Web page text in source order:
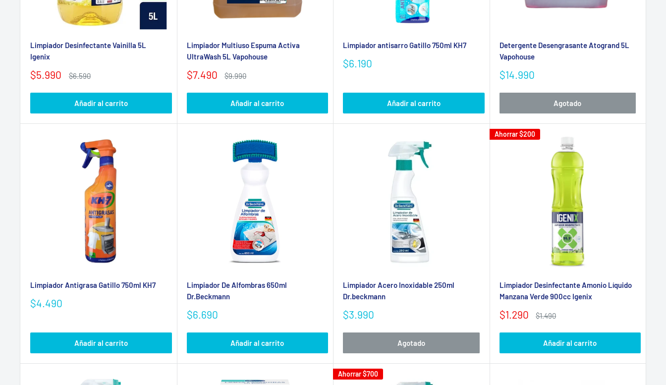
Limpiador Desinfectante Vainilla 5L
Igenix
Precio
venta
$5.990
Precio
$6.590
Añadir al carrito
Limpiador Multiuso Espuma Activa
UltraWash 5L Vapohouse
Precio
venta
$7.490
Precio
$9.990
Añadir al carrito
Limpiador antisarro Gatillo 750ml KH7
Precio
$6.190
Añadir al carrito
Detergente Desengrasante Atogrand 5L
Vapohouse
Precio
venta
$14.990
Agotado
Limpiador Antigrasa Gatillo 750ml KH7
Precio
$4.490
Añadir al carrito
Limpiador De Alfombras 650ml
Dr.Beckmann
Precio
venta
$6.690
Añadir al carrito
Limpiador Acero Inoxidable 250ml
Dr.beckmann
Precio
venta
$3.990
Agotado
Ahorrar$200
Limpiador Desinfectante Amonio Líquido
Manzana Verde 900cc Igenix
Precio
venta
$1.290
Precio
$1.490
Añadir al carrito
Ahorrar$700